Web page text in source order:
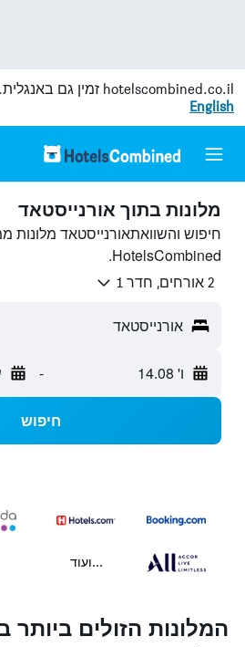
hotelscombined.co.il זמין גם באנגלית.
English
מלונות בתוך אורנייסטאד
חיפוש והשוואתאורנייסטאד מלונות
HotelsCombined.
2 אורחים, חדר 1
אורנייסטאד
ו' 14.08 -
חיפוש
...ועוד
המלונות הזולים ביותר